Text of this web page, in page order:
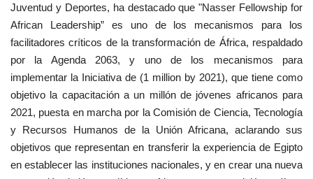
Juventud y Deportes, ha destacado que "Nasser Fellowship for
African Leadership” es uno de los mecanismos para los
facilitadores críticos de la transformación de África, respaldado
por la Agenda 2063, y uno de los mecanismos para
implementar la Iniciativa de (1 million by 2021), que tiene como
objetivo la capacitación a un millón de jóvenes africanos para
2021, puesta en marcha por la Comisión de Ciencia, Tecnología
y Recursos Humanos de la Unión Africana, aclarando sus
objetivos que representan en transferir la experiencia de Egipto
en establecer las instituciones nacionales, y en crear una nueva